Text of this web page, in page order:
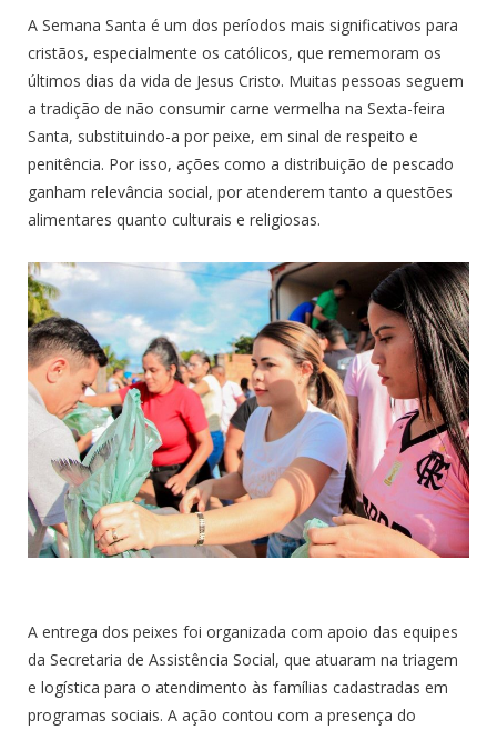
A Semana Santa é um dos períodos mais significativos para
cristãos, especialmente os católicos, que rememoram os
últimos dias da vida de Jesus Cristo. Muitas pessoas seguem
a tradição de não consumir carne vermelha na Sexta-feira
Santa, substituindo-a por peixe, em sinal de respeito e
penitência. Por isso, ações como a distribuição de pescado
ganham relevância social, por atenderem tanto a questões
alimentares quanto culturais e religiosas.
A entrega dos peixes foi organizada com apoio das equipes
da Secretaria de Assistência Social, que atuaram na triagem
e logística para o atendimento às famílias cadastradas em
programas sociais. A ação contou com a presença do